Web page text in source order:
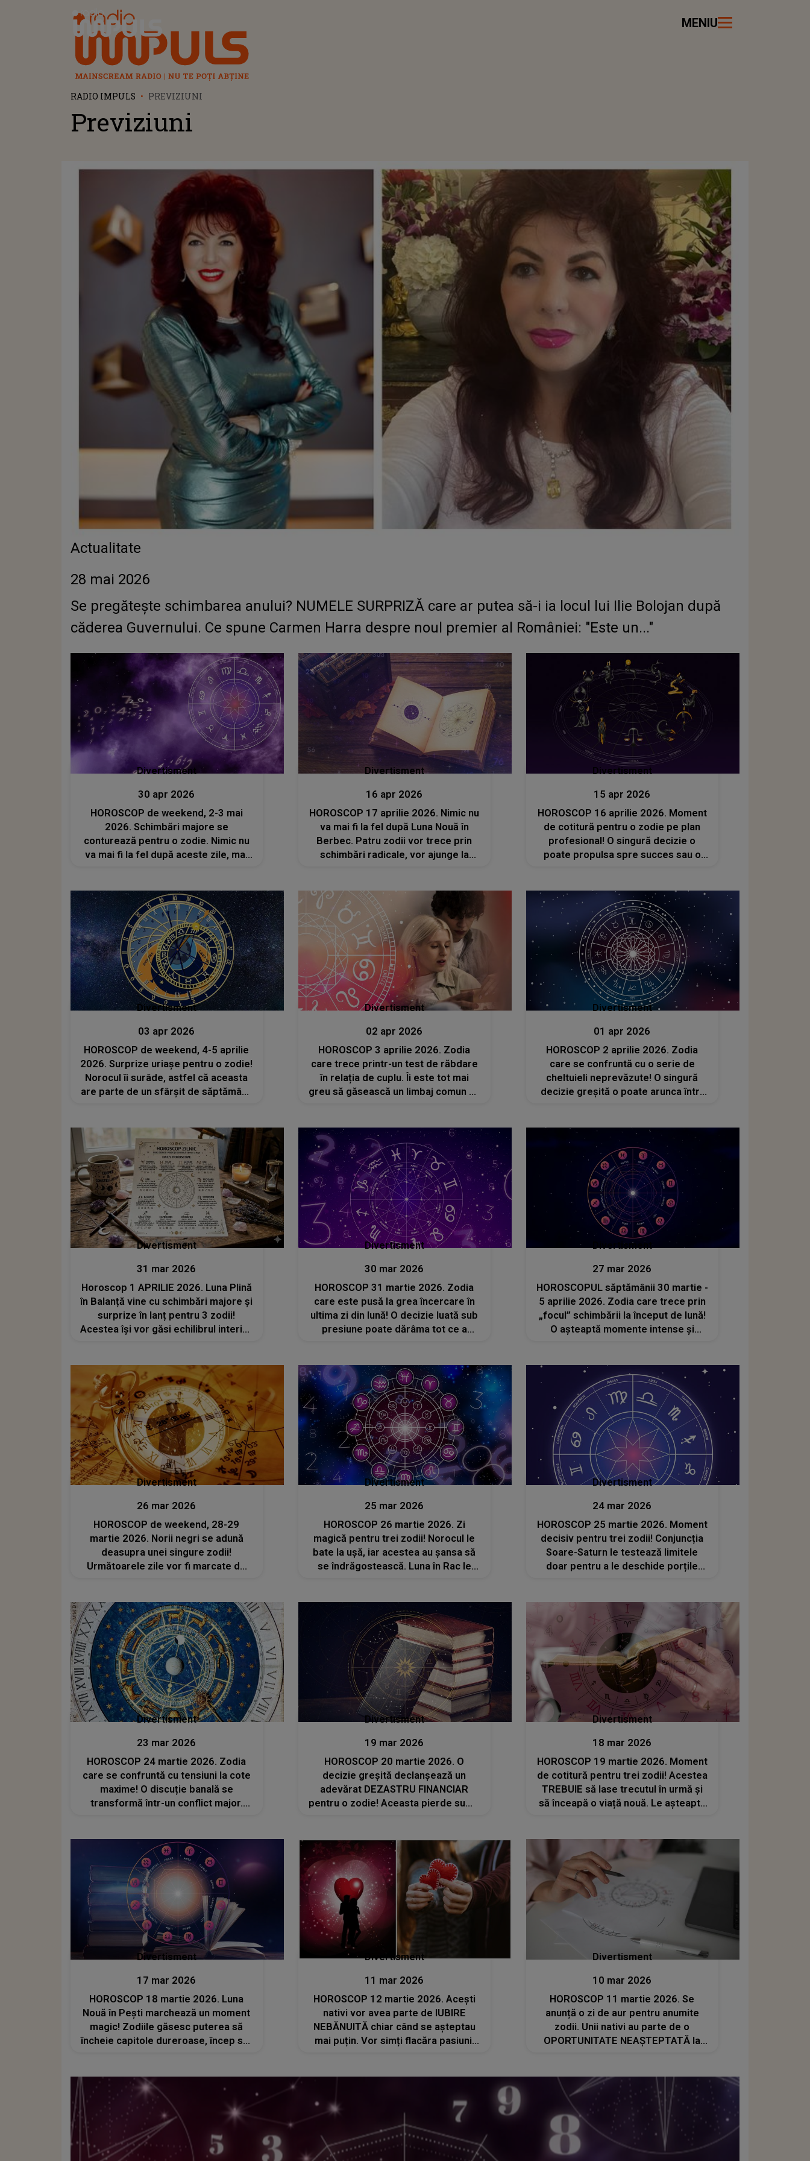
Radio Impuls MENIU
RADIO IMPULS PREVIZIUNI
Previziuni
Actualitate
28 mai 2026
Se pregătește schimbarea anului? NUMELE SURPRIZĂ care ar putea să-i ia locul lui Ilie Bolojan după
căderea Guvernului. Ce spune Carmen Harra despre noul premier al României: "Este un..."
Divertisment
30 apr 2026
HOROSCOP de weekend, 2-3 mai
2026. Schimbări majore se
conturează pentru o zodie. Nimic nu
va mai fi la fel după aceste zile, mai
pas
Divertisment
16 apr 2026
HOROSCOP 17 aprilie 2026. Nimic nu
va mai fi la fel după Luna Nouă în
Berbec. Patru zodii vor trece prin
schimbări radicale, vor ajunge la
Divertisment
15 apr 2026
HOROSCOP 16 aprilie 2026. Moment
de cotitură pentru o zodie pe plan
profesional! O singură decizie o
poate propulsa spre succes sau o
Divertisment
03 apr 2026
HOROSCOP de weekend, 4-5 aprilie
2026. Surprize uriașe pentru o zodie!
Norocul îi surâde, astfel că aceasta
are parte de un sfârșit de săptămână
Divertisment
02 apr 2026
HOROSCOP 3 aprilie 2026. Zodia
care trece printr-un test de răbdare
în relația de cuplu. Îi este tot mai
greu să găsească un limbaj comun cu
puternice
Divertisment
01 apr 2026
HOROSCOP 2 aprilie 2026. Zodia
care se confruntă cu o serie de
cheltuieli neprevăzute! O singură
decizie greșită o poate arunca într-
Divertisment
31 mar 2026
Horoscop 1 APRILIE 2026. Luna Plină
în Balanță vine cu schimbări majore și
surprize în lanț pentru 3 zodii!
Acestea își vor găsi echilibrul interior
Divertisment
30 mar 2026
HOROSCOP 31 martie 2026. Zodia
care este pusă la grea încercare în
ultima zi din lună! O decizie luată sub
presiune poate dărâma tot ce a
Divertisment
27 mar 2026
HOROSCOPUL săptămânii 30 martie -
5 aprilie 2026. Zodia care trece prin
„focul” schimbării la început de lună!
O așteaptă momente intense și
Divertisment
26 mar 2026
HOROSCOP de weekend, 28-29
martie 2026. Norii negri se adună
deasupra unei singure zodii!
Următoarele zile vor fi marcate de
Divertisment
25 mar 2026
HOROSCOP 26 martie 2026. Zi
magică pentru trei zodii! Norocul le
bate la ușă, iar acestea au șansa să
se îndrăgostească. Luna în Rac le
Divertisment
24 mar 2026
HOROSCOP 25 martie 2026. Moment
decisiv pentru trei zodii! Conjuncția
Soare-Saturn le testează limitele
doar pentru a le deschide porțile
carieră?
Divertisment
23 mar 2026
HOROSCOP 24 martie 2026. Zodia
care se confruntă cu tensiuni la cote
maxime! O discuție banală se
transformă într-un conflict major.
Divertisment
19 mar 2026
HOROSCOP 20 martie 2026. O
decizie greșită declanșează un
adevărat DEZASTRU FINANCIAR
pentru o zodie! Aceasta pierde sume
Divertisment
18 mar 2026
HOROSCOP 19 martie 2026. Moment
de cotitură pentru trei zodii! Acestea
TREBUIE să lase trecutul în urmă și
să înceapă o viață nouă. Le așteaptă
Divertisment
17 mar 2026
HOROSCOP 18 martie 2026. Luna
Nouă în Pești marchează un moment
magic! Zodiile găsesc puterea să
încheie capitole dureroase, încep să-
semn divin le ajută să-și schimbe
viața
Divertisment
11 mar 2026
HOROSCOP 12 martie 2026. Acești
nativi vor avea parte de IUBIRE
NEBĂNUITĂ chiar când se așteptau
mai puțin. Vor simți flacăra pasiunii
Divertisment
10 mar 2026
HOROSCOP 11 martie 2026. Se
anunță o zi de aur pentru anumite
zodii. Unii nativi au parte de o
OPORTUNITATE NEAȘTEPTATĂ la